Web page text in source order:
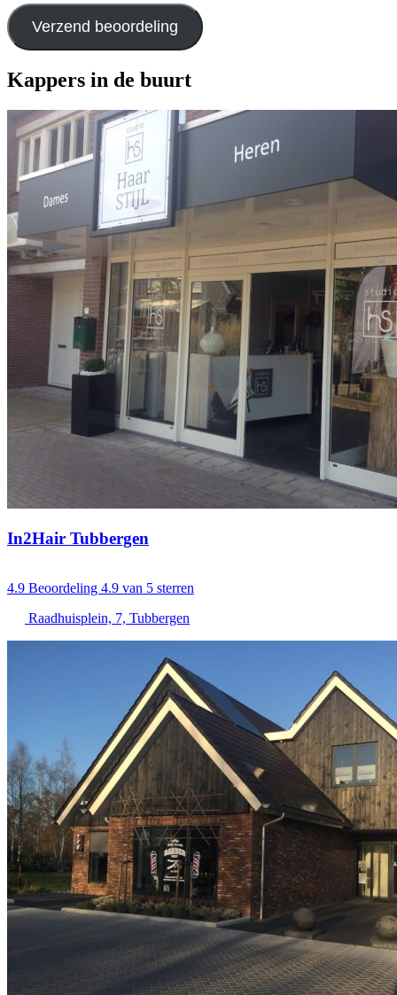
Verzend beoordeling
Kappers in de buurt
In2Hair Tubbergen
4.9 Beoordeling 4.9 van 5 sterren
Raadhuisplein, 7, Tubbergen